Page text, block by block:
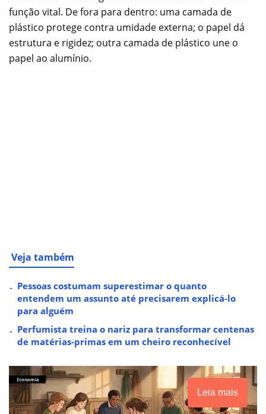
função vital. De fora para dentro: uma camada de
plástico protege contra umidade externa; o papel dá
estrutura e rigidez; outra camada de plástico une o
papel ao alumínio.
Veja também
Pessoas costumam superestimar o quanto
entendem um assunto até precisarem explicá-lo
para alguém
Perfumista treina o nariz para transformar centenas
de matérias-primas em um cheiro reconhecível
Leia mais